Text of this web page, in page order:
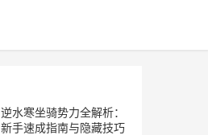
逆水寒坐骑势力全解析：
新手速成指南与隐藏技巧